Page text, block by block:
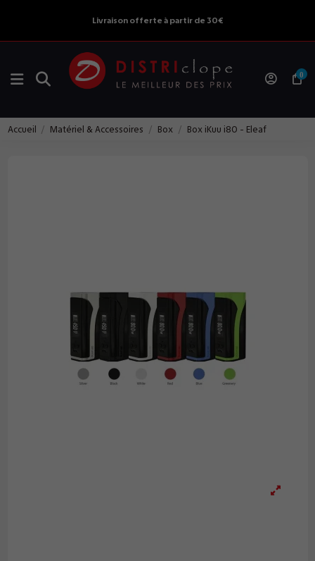
Livraison offerte à partir de 30€
0
Accueil Matériel & Accessoires Box Box iKuu i80 - Eleaf